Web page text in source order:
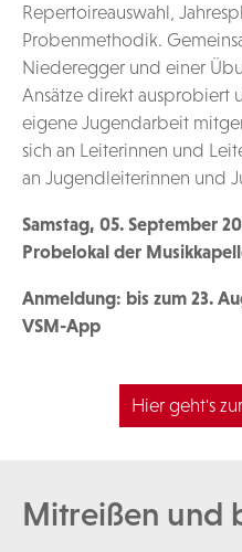
Repertoireauswahl,
Probenmethodik.
Niederegger und einer
Ansätze direkt ausprobiert
eigene Jugendarbeit
sich an Leiterinnen und
an Jugendleiterinnen und
Samstag, 05. September
Probelokal der
Anmeldung: bis zum 23.
VSM-App
Hier geht's
Mitreißen und